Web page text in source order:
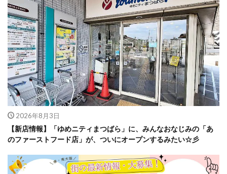
2026年8月3日
【新店情報】「ゆめニティまつばら」に、みんなおなじみの「あ
のファーストフード店」が、ついにオープンするみたい☆彡